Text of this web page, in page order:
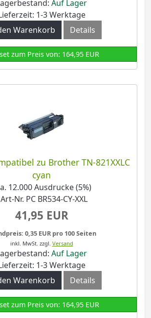
Auf Lager
1-3 Werktage
Warenkorb
Details
zum Preis von: 164,95 EUR
zu Brother TN-821XXLC
cyan
12.000 Ausdrucke (5%)
Nr. PC BR534-CY-XXL
41,95 EUR
0,35 EUR pro 100 Seiten
inkl. MwSt. zzgl. Versand
Auf Lager
1-3 Werktage
Warenkorb
Details
zum Preis von: 164,95 EUR